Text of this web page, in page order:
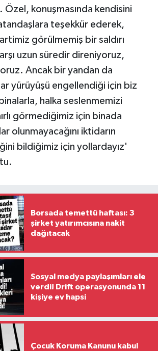
Özel, konuşmasında kendisini
teşekkür ederek,
görülmemiş bir saldırı
uzun süredir direniyoruz,
Ancak bir yandan da
yürüyüşü engellendiği için biz
halka seslenmemizi
görmediğimiz için binada
olunmayacağını iktidarın
bildiğimiz için yollardayız'
Borsada temettü haftası: 3
şirket yatırımcısına nakit
dağıtacak
Sosyal medya paylaşımları ele
verdi! Drift operasyonunda 11
kişiye ev hapsi
Çocuk Koruma Kanunu kabul